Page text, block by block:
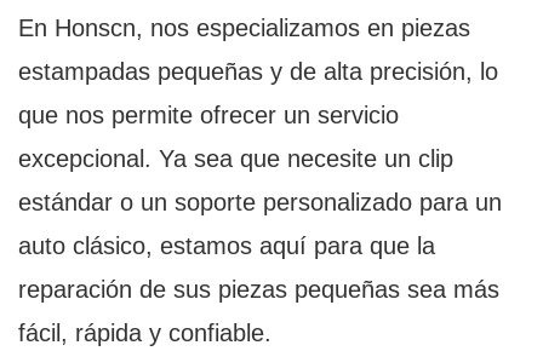
En Honscn, nos especializamos en piezas
estampadas pequeñas y de alta precisión, lo
que nos permite ofrecer un servicio
excepcional. Ya sea que necesite un clip
estándar o un soporte personalizado para un
auto clásico, estamos aquí para que la
reparación de sus piezas pequeñas sea más
fácil, rápida y confiable.